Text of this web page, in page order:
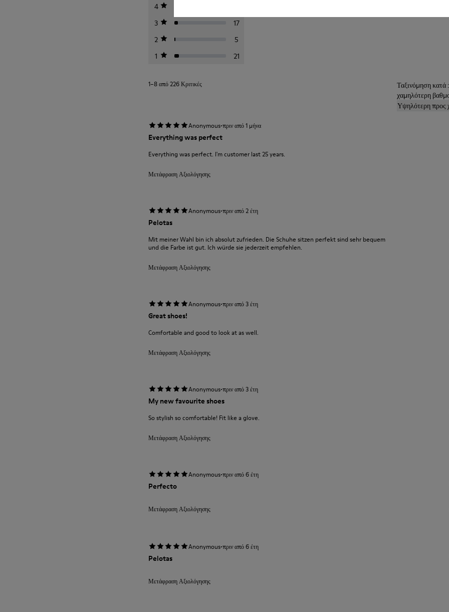
4
3
17
2
5
1
21
1–8 από 226 Κριτικές
Ταξινόμηση
χαμηλότερη
Υψηλότερη προς
Anonymous·πριν από 1 μήνα
Everything was perfect
Everything was perfect. I'm customer last 25 years.
Μετάφραση Αξιολόγησης
Anonymous·πριν από 2 έτη
Pelotas
Mit meiner Wahl bin ich absolut zufrieden. Die Schuhe sitzen perfekt sind sehr bequem
und die Farbe ist gut. Ich würde sie jederzeit empfehlen.
Μετάφραση Αξιολόγησης
Anonymous·πριν από 3 έτη
Great shoes!
Comfortable and good to look at as well.
Μετάφραση Αξιολόγησης
Anonymous·πριν από 3 έτη
My new favourite shoes
So stylish so comfortable! Fit like a glove.
Μετάφραση Αξιολόγησης
Anonymous·πριν από 6 έτη
Perfecto
Μετάφραση Αξιολόγησης
Anonymous·πριν από 6 έτη
Pelotas
Μετάφραση Αξιολόγησης